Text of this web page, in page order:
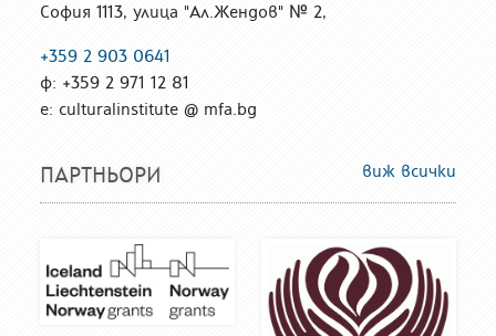
София 1113, улица "Ал.Жендов" № 2,
+359 2 903 0641
ф: +359 2 971 12 81
е: culturalinstitute @ mfa.bg
ПАРТНЬОРИ виж всички